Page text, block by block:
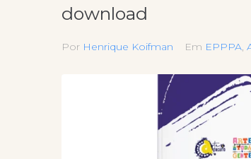
download
Por Henrique Koifman Em EPPPA,